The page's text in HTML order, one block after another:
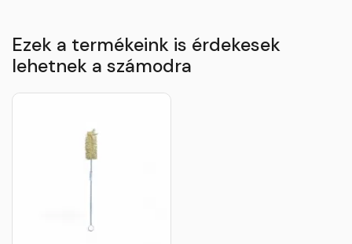
Ezek a termékeink is érdekesek
lehetnek a számodra